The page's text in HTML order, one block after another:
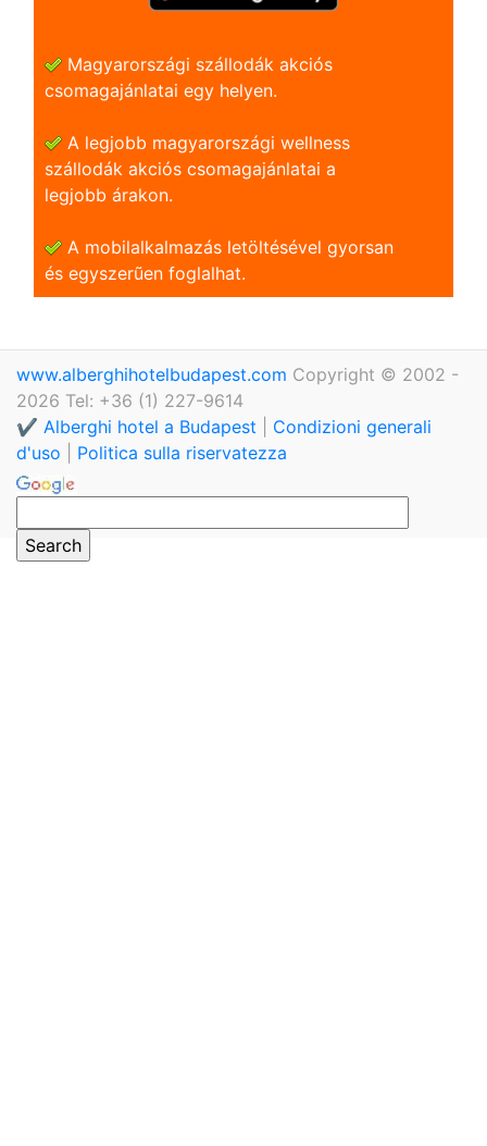
Magyarországi szállodák akciós
csomagajánlatai egy helyen.
A legjobb magyarországi wellness
szállodák akciós csomagajánlatai a
legjobb árakon.
A mobilalkalmazás letöltésével gyorsan
és egyszerũen foglalhat.
www.alberghihotelbudapest.com Copyright © 2002 -
2026 Tel: +36 (1) 227-9614
✔️ Alberghi hotel a Budapest
Condizioni generali
d'uso
Politica sulla riservatezza